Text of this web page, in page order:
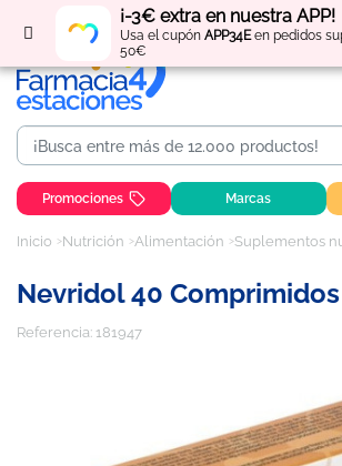
¡-3€ extra en nuestra APP!
Usa el cupón APP34Een pedidos
50€
Regístratey obténpuntos por
Promociones Marcas
Inicio Nutrición Alimentación Suplementos
Nevridol 40 Comprimidos
Referencia: 181947